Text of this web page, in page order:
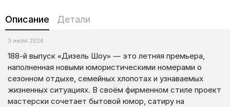
Описание Детали
3 июля 2026
188-й выпуск «Дизель Шоу» — это летняя премьера,
наполненная новыми юмористическими номерами о
сезонном отдыхе, семейных хлопотах и узнаваемых
жизненных ситуациях. В своём фирменном стиле проект
мастерски сочетает бытовой юмор, сатиру на